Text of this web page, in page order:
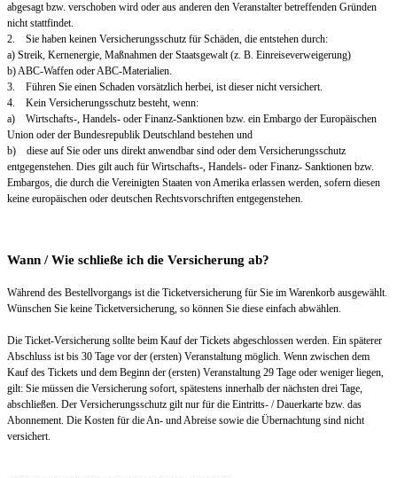
abgesagt bzw. verschoben wird oder aus anderen den Veranstalter betreffenden Gründen
nicht stattfindet.
2. Sie haben keinen Versicherungsschutz für Schäden, die entstehen durch:
a) Streik, Kernenergie, Maßnahmen der Staatsgewalt (z. B. Einreiseverweigerung)
b) ABC-Waffen oder ABC-Materialien.
3. Führen Sie einen Schaden vorsätzlich herbei, ist dieser nicht versichert.
4. Kein Versicherungsschutz besteht, wenn:
a) Wirtschafts-, Handels- oder Finanz-Sanktionen bzw. ein Embargo der Europäischen
Union oder der Bundesrepublik Deutschland bestehen und
b) diese auf Sie oder uns direkt anwendbar sind oder dem Versicherungsschutz
entgegenstehen. Dies gilt auch für Wirtschafts-, Handels- oder Finanz- Sanktionen bzw.
Embargos, die durch die Vereinigten Staaten von Amerika erlassen werden, sofern diesen
keine europäischen oder deutschen Rechtsvorschriften entgegenstehen.
Wann / Wie schließe ich die Versicherung ab?
Während des Bestellvorgangs ist die Ticketversicherung für Sie im Warenkorb ausgewählt.
Wünschen Sie keine Ticketversicherung, so können Sie diese einfach abwählen.
Die Ticket-Versicherung sollte beim Kauf der Tickets abgeschlossen werden. Ein späterer
Abschluss ist bis 30 Tage vor der (ersten) Veranstaltung möglich. Wenn zwischen dem
Kauf des Tickets und dem Beginn der (ersten) Veranstaltung 29 Tage oder weniger liegen,
gilt: Sie müssen die Versicherung sofort, spätestens innerhalb der nächsten drei Tage,
abschließen. Der Versicherungsschutz gilt nur für die Eintritts- / Dauerkarte bzw. das
Abonnement. Die Kosten für die An- und Abreise sowie die Übernachtung sind nicht
versichert.